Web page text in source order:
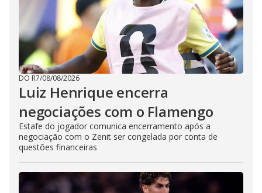
DO R7/08/08/2026
Luiz Henrique encerra
negociações com o Flamengo
Estafe do jogador comunica encerramento após a
negociação com o Zenit ser congelada por conta de
questões financeiras